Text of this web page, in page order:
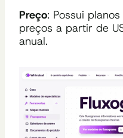
Preço: Possui
preços a partir de
anual.